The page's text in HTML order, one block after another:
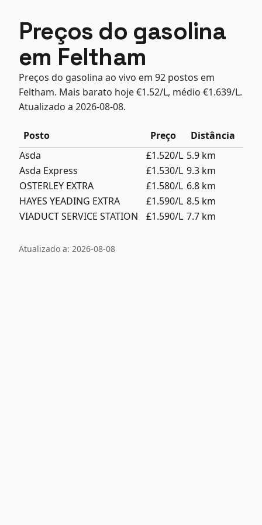
Preços do gasolina
em Feltham
Preços do gasolina ao vivo em 92 postos em
Feltham. Mais barato hoje €1.52/L, médio €1.639/L.
Atualizado a 2026-08-08.
Posto Preço
Distância
Asda
£1.520/L 5.9 km
Asda Express
£1.530/L 9.3 km
OSTERLEY EXTRA
£1.580/L 6.8 km
HAYES YEADING EXTRA
£1.590/L 8.5 km
VIADUCT SERVICE STATION
£1.590/L 7.7 km
Atualizado a: 2026-08-08